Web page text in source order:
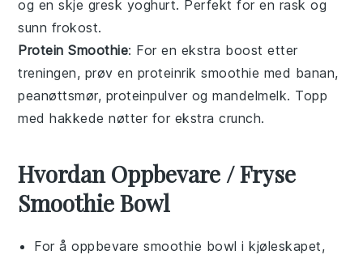
og en skje gresk yoghurt. Perfekt for en rask og
sunn frokost.
Protein Smoothie: For en ekstra boost etter
treningen, prøv en proteinrik smoothie med banan,
peanøttsmør, proteinpulver og mandelmelk. Topp
med hakkede nøtter for ekstra crunch.
Hvordan Oppbevare / Fryse
Smoothie Bowl
For å oppbevaresmoothie bowl i kjøleskapet,